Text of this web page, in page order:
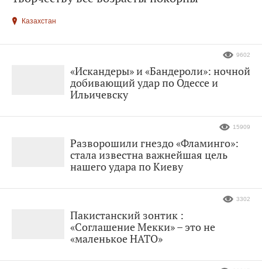
Казахстан
«Искандеры» и «Бандероли»: ночной
добивающий удар по Одессе и
Ильичевску
9602
Разворошили гнездо «Фламинго»:
стала известна важнейшая цель
нашего удара по Киеву
15909
Пакистанский зонтик :
«Соглашение Мекки» – это не
«маленькое НАТО»
3302